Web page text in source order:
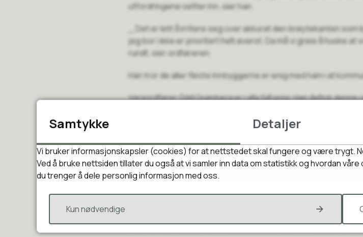
utfordringene setter inn, sier han.
_ Det er lett å irritere seg over akkurat den brøytekanten
jeg bor i ikke er prioritert helt øverst. Da må vi greie å huske
rundt, sier ordføreren.
Han tror de aller fleste innbyggerne er enig med ham i at
Varaordfører Odd Grønberg er i alle fall enig. Han deltok
Glatta - vippse oghente sand
Den største utfordringen kommende døgnene, kan bli glatta.
kan bli glatt. Aller helst bør jo sand skaffes i god tid før
du kan kjøpe ved den gamle brannstasjonen.
Samtykke Detaljer
Vi bruker informasjonskapsler (cookies) for at nettstedet skal fungere og være trygt.
Ved å bruke nettsiden tillater du også at vi samler inn data om statistikk og hvordan
du trenger å dele personlig informasjon med oss.
Kun nødvendige